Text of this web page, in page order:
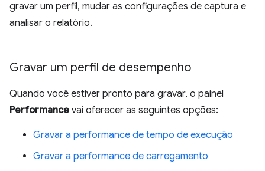
gravar um perfil, mudar as configurações de captura e
analisar o relatório.
Gravar um perfil de desempenho
Quando você estiver pronto para gravar, o painel
Performance vai oferecer as seguintes opções:
Gravar a performance de tempo de execução
Gravar a performance de carregamento